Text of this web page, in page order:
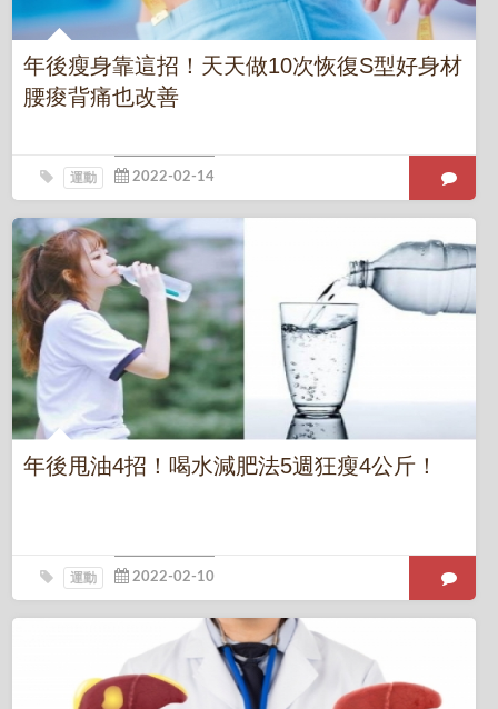
年後瘦身靠這招！天天做10次恢復S型好身材
腰痠背痛也改善
運動
年後甩油4招！喝水減肥法5週狂瘦4公斤！
運動